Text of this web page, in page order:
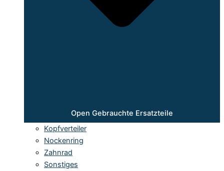
Open Gebrauchte Ersatzteile
Kopfverteiler
Nockenring
Zahnrad
Sonstiges